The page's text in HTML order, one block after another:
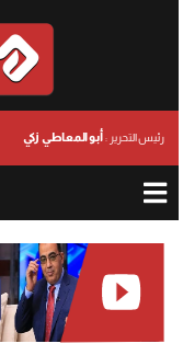
رئيس التحرير : أبو المعاطي زكي